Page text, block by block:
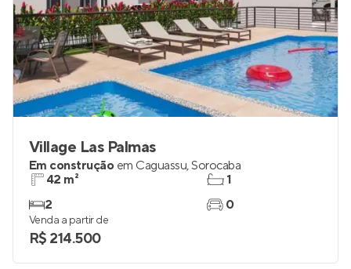
Village Las Palmas
Em construção em Caguassu,Sorocaba
42 m²
2
1
0
Venda a partir de
R$ 214.500